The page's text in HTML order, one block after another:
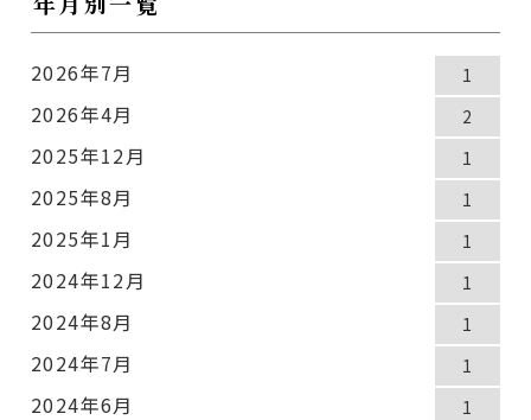
2026年7月 1
2026年4月 2
2025年12月 1
2025年8月 1
2025年1月 1
2024年12月 1
2024年8月 1
2024年7月 1
2024年6月 1